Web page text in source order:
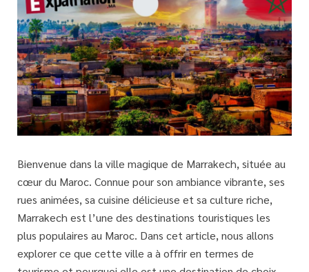
Bienvenue dans la ville magique de Marrakech, située au
cœur du Maroc. Connue pour son ambiance vibrante, ses
rues animées, sa cuisine délicieuse et sa culture riche,
Marrakech est l’une des destinations touristiques les
plus populaires au Maroc. Dans cet article, nous allons
explorer ce que cette ville a à offrir en termes de